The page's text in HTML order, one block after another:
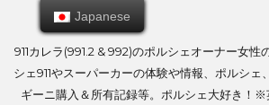
911カレラ(991.2 & 992)のポルシェオーナー女性
シェ911やスーパーカーの体験や情報、ポルシェ
ギーニ購入＆所有記録等。ポルシェ大好き！
Japanese
Japanese